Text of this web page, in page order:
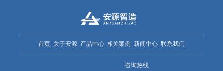
首页 关于安源 产品中心 相关案例 新闻中心 联系我们
咨询热线